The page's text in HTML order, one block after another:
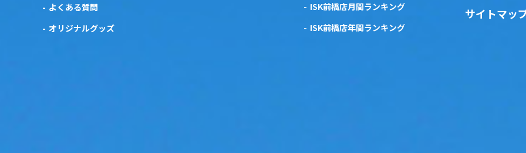
よくある質問
オリジナルグッズ
ISK前橋店月間ランキング
ISK前橋店年間ランキング
サイトマッ